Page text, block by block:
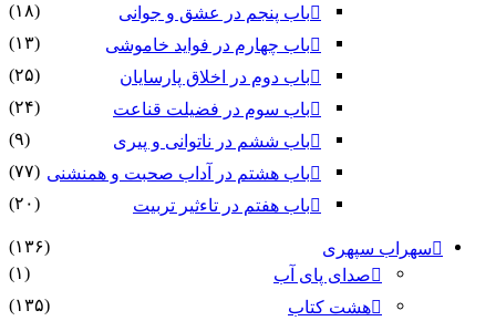
باب پنجم در عشق و جوانى
(۱۸)
باب چهارم در فواید خاموشى
(۱۳)
باب دوم در اخلاق پارسایان
(۲۵)
باب سوم در فضیلت قناعت
(۲۴)
باب ششم در ناتوانى و پیرى
(۹)
باب هشتم در آداب صحبت و همنشنى (۷۷)
باب هفتم در تاءثیر تربیت
(۲۰)
سهراب سپهری
(۱۳۶)
صدای پای آب
(۱)
هشت کتاب
(۱۳۵)